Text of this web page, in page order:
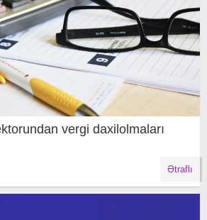
vergi daxilolmaları
Ətraflı